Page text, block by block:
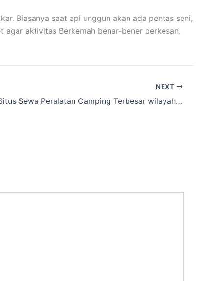
Biasanya saat api unggun akan ada pentas seni,
aktivitas Berkemah benar-bener berkesan.
NEXT
Anda Cari Situs Sewa Peralatan Camping Terbesar wilayah Tugumukti,Bandung Barat